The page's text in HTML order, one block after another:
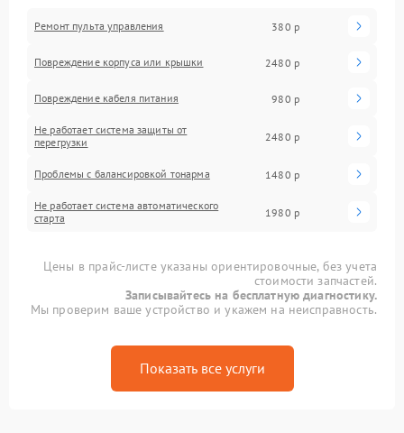
Ремонт пульта управления 380 р
Повреждение корпуса или крышки 2480 р
Повреждение кабеля питания 980 р
Не работает система защиты от
перегрузки
2480 р
Проблемы с балансировкой тонарма 1480 р
Не работает система автоматического
старта
1980 р
Цены в прайс-листе указаны ориентировочные, без учета
стоимости запчастей.
Записывайтесь на бесплатную диагностику.
Мы проверим ваше устройство и укажем на неисправность.
Показать все услуги